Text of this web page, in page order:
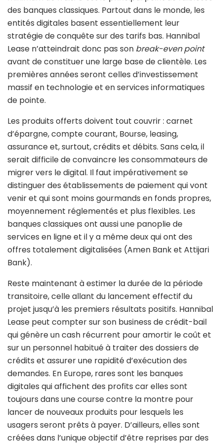
des banques classiques. Partout dans le monde, les
entités digitales basent essentiellement leur
stratégie de conquête sur des tarifs bas. Hannibal
Lease n’atteindrait donc pas son break-even point
avant de constituer une large base de clientèle. Les
premières années seront celles d’investissement
massif en technologie et en services informatiques
de pointe.
Les produits offerts doivent tout couvrir : carnet
d’épargne, compte courant, Bourse, leasing,
assurance et, surtout, crédits et débits. Sans cela, il
serait difficile de convaincre les consommateurs de
migrer vers le digital. Il faut impérativement se
distinguer des établissements de paiement qui vont
venir et qui sont moins gourmands en fonds propres,
moyennement réglementés et plus flexibles. Les
banques classiques ont aussi une panoplie de
services en ligne et il y a même deux qui ont des
offres totalement digitalisées (Amen Bank et Attijari
Bank).
Reste maintenant à estimer la durée de la période
transitoire, celle allant du lancement effectif du
projet jusqu’à les premiers résultats positifs. Hannibal
Lease peut compter sur son business de crédit-bail
qui génère un cash récurrent pour amortir le coût et
sur un personnel habitué à traiter des dossiers de
crédits et assurer une rapidité d’exécution des
demandes. En Europe, rares sont les banques
digitales qui affichent des profits car elles sont
toujours dans une course contre la montre pour
lancer de nouveaux produits pour lesquels les
usagers seront prêts à payer. D’ailleurs, elles sont
créées dans l’unique objectif d’être reprises par des